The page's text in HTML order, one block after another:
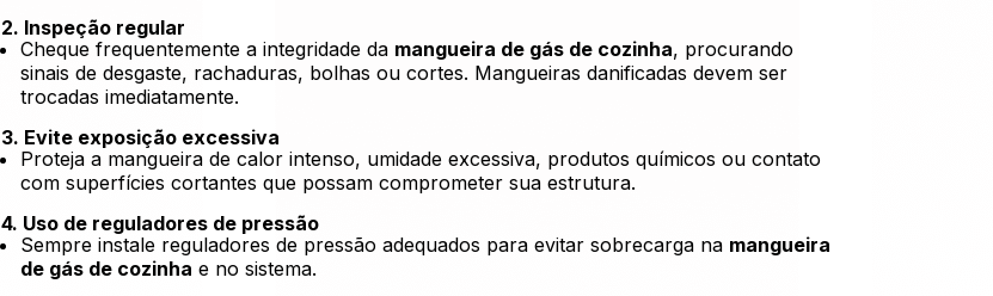
2. Inspeção regular
Cheque frequentemente a integridade da mangueira de gás de cozinha, procurando
sinais de desgaste, rachaduras, bolhas ou cortes. Mangueiras danificadas devem ser
trocadas imediatamente.
3. Evite exposição excessiva
Proteja a mangueira de calor intenso, umidade excessiva, produtos químicos ou contato
com superfícies cortantes que possam comprometer sua estrutura.
4. Uso de reguladores de pressão
Sempre instale reguladores de pressão adequados para evitar sobrecarga na mangueira
de gás de cozinha e no sistema.